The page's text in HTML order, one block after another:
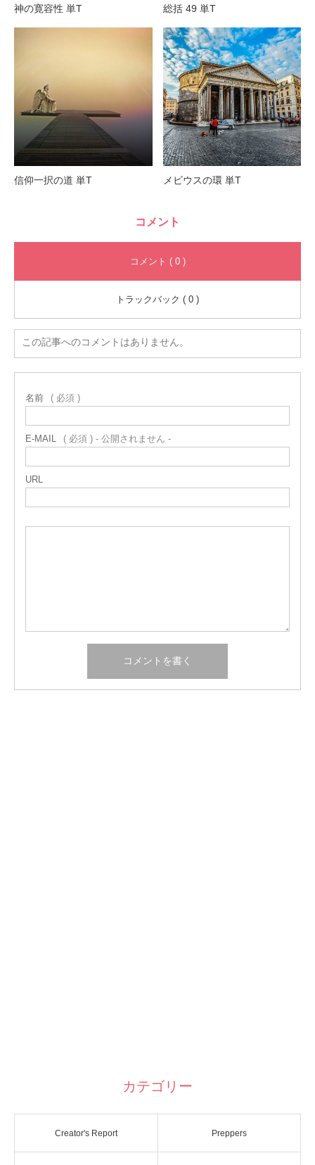
神の寛容性 単T 総括 49 単T
信仰一択の道 単T メビウスの環 単T
コメント
コメント ( 0 )
トラックバック ( 0 )
この記事へのコメントはありません。
名前 ( 必須 )
E-MAIL ( 必須 ) - 公開されません -
URL
カテゴリー
Creator's Report Preppers